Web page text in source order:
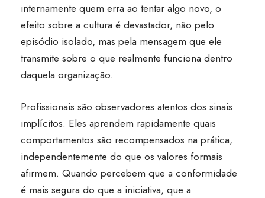
internamente quem erra ao tentar algo novo, o
efeito sobre a cultura é devastador, não pelo
episódio isolado, mas pela mensagem que ele
transmite sobre o que realmente funciona dentro
daquela organização.
Profissionais são observadores atentos dos sinais
implícitos. Eles aprendem rapidamente quais
comportamentos são recompensados na prática,
independentemente do que os valores formais
afirmem. Quando percebem que a conformidade
é mais segura do que a iniciativa, que a